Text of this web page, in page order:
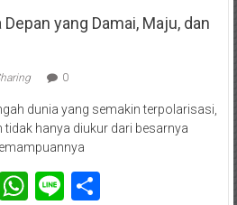
yang Damai, Maju, dan
0
dunia yang semakin terpolarisasi,
hanya diukur dari besarnya
WhatsApp
LineShare